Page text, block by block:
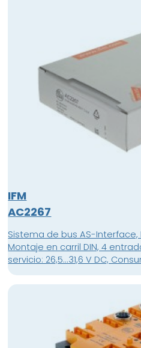
IFM
AC2267
Sistema de bus AS-Interface,
Montaje en carril DIN, 4
servicio: 26,5...31,6 V DC,
AS-i: 50 mA, transistor PNP
Combicon, Posibilidad de
direccionamiento ,
Versión 3.0 con modo de
Sólo para funcionamiento
perfil M4, Material de la